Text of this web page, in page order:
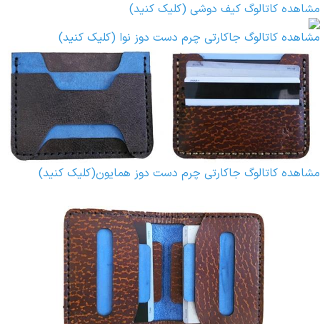
مشاهده کاتالوگ کیف دوشی (کلیک کنید)
مشاهده کاتالوگ جاکارتی چرم دست دوز نوا (کلیک کنید)
مشاهده کاتالوگ جاکارتی چرم دست دوز همایون(کلیک کنید)